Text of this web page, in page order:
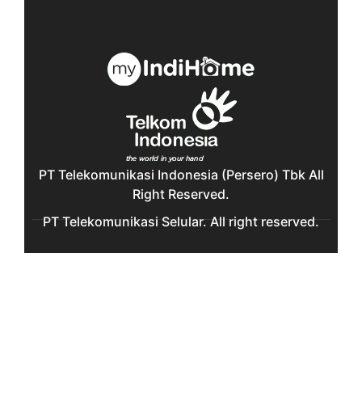
PT Telekomunikasi Indonesia (Persero) Tbk All
Right Reserved.
PT Telekomunikasi Selular. All right reserved.